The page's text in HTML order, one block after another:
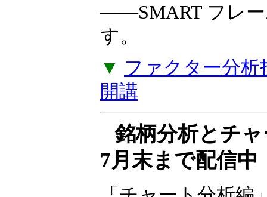
た最適な売買タイ
――SMART フレー
す。
▼ ファクター分析
開講
銘柄分析とチ
7月末まで配信中